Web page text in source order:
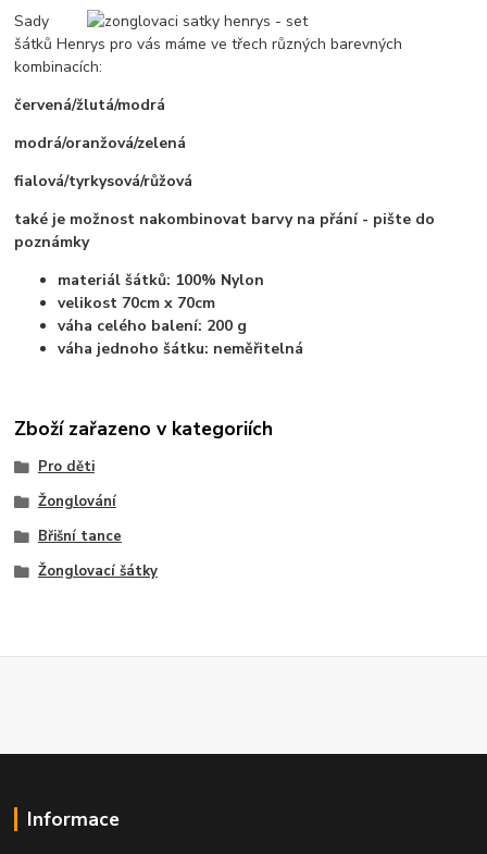
Sady
šátků Henrys pro vás máme ve třech různých barevných
kombinacích:
červená/žlutá/modrá
modrá/oranžová/zelená
fialová/tyrkysová/růžová
také je možnost nakombinovat barvy na přání - pište do
poznámky
materiál šátků: 100% Nylon
velikost 70cm x 70cm
váha celého balení: 200 g
váha jednoho šátku: neměřitelná
Zboží zařazeno v kategoriích
Pro děti
Žonglování
Břišní tance
Žonglovací šátky
Informace